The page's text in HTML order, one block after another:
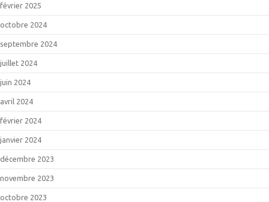
février 2025
octobre 2024
septembre 2024
juillet 2024
juin 2024
avril 2024
février 2024
janvier 2024
décembre 2023
novembre 2023
octobre 2023